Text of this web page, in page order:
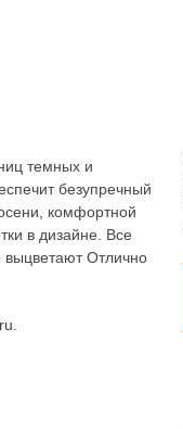
темных и
безупречный
комфортной
в дизайне. Все
выцветают Отлично